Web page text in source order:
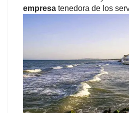
empresa tenedora de los